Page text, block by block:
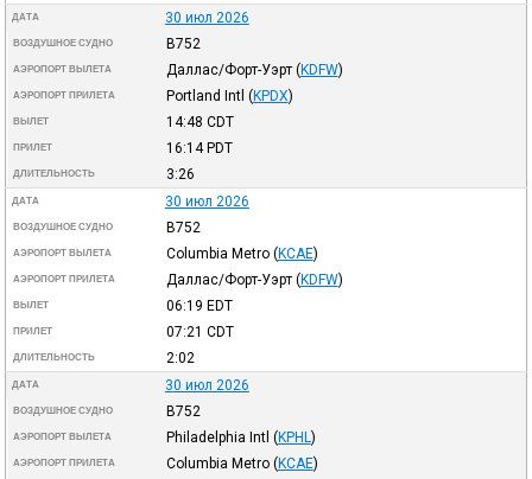
ДАТА 30 июл 2026
ВОЗДУШНОЕ СУДНО B752
АЭРОПОРТ ВЫЛЕТА Даллас/Форт-Уэрт (KDFW)
АЭРОПОРТ ПРИЛЕТА Portland Intl (KPDX)
ВЫЛЕТ 14:48 CDT
ПРИЛЕТ 16:14PDT
ДЛИТЕЛЬНОСТЬ 3:26
ДАТА 30 июл 2026
ВОЗДУШНОЕ СУДНО B752
АЭРОПОРТ ВЫЛЕТА Columbia Metro (KCAE)
АЭРОПОРТ ПРИЛЕТА Даллас/Форт-Уэрт (KDFW)
ВЫЛЕТ 06:19 EDT
ПРИЛЕТ 07:21 CDT
ДЛИТЕЛЬНОСТЬ 2:02
ДАТА 30 июл 2026
ВОЗДУШНОЕ СУДНО B752
АЭРОПОРТ ВЫЛЕТА Philadelphia Intl (KPHL )
АЭРОПОРТ ПРИЛЕТА Columbia Metro (KCAE)